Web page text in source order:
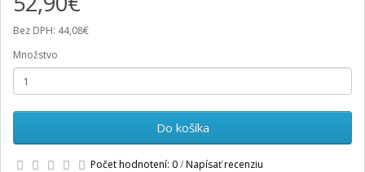
Bez DPH: 44,08€
Množstvo
Do košíka
Počet hodnotení: 0/Napísať recenziu